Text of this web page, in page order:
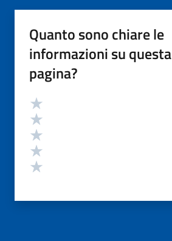
Quanto sono chiare le
informazioni su questa
pagina?
Valutazione